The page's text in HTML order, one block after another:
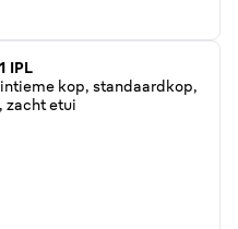
IPL
kop, standaardkop,
zacht etui